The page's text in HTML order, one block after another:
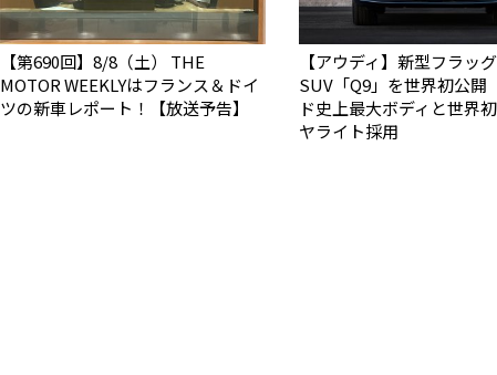
【第690回】8/8（土） THE
MOTOR WEEKLYはフランス＆ドイ
ツの新車レポート！【放送予告】
【アウディ】新型フラッ
SUV「Q9」を世界初公
ド史上最大ボディと世界
ヤライト採用